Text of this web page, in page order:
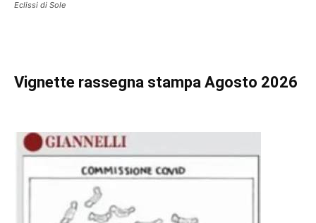
Eclissi di Sole
Vignette rassegna stampa Agosto 2026